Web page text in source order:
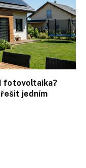
fotovoltaika?
jedním